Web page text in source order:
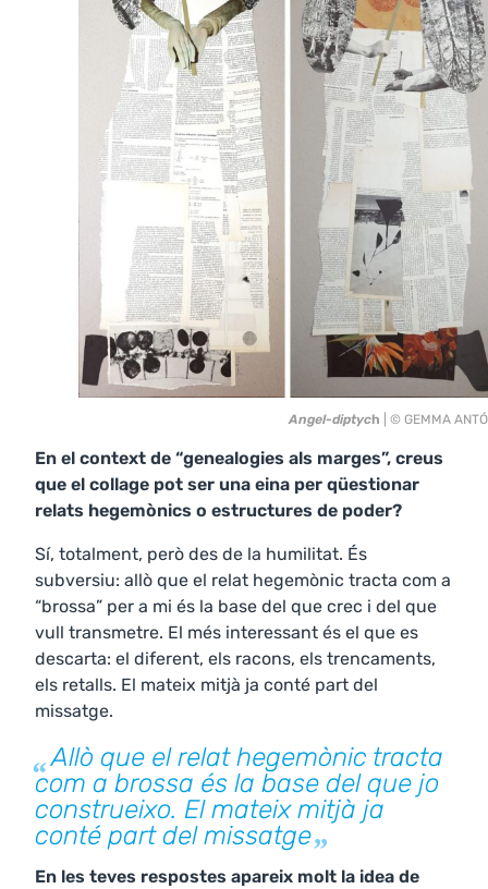
Angel-diptych | © GEMMA
En el context de “genealogies als marges”, creus
que el collage pot ser una eina per qüestionar
relats hegemònics o estructures de poder?
Sí, totalment, però des de la humilitat. És
subversiu: allò que el relat hegemònic tracta com a
“brossa” per a mi és la base del que crec i del que
vull transmetre. El més interessant és el que es
descarta: el diferent, els racons, els trencaments,
els retalls. El mateix mitjà ja conté part del
missatge.
Allò que el relat hegemònic tracta
com a brossa és la base del que jo
construeixo. El mateix mitjà ja
conté part del missatge
En les teves respostes apareix molt la idea de